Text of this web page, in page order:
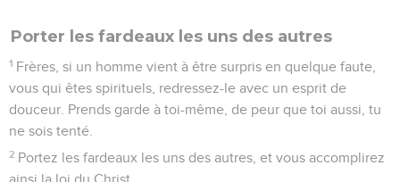
Porter les fardeaux les uns des autres
1 Frères, si un homme vient à être surpris en quelque faute,
vous qui êtes spirituels, redressez-le avec un esprit de
douceur. Prends garde à toi-même, de peur que toi aussi, tu
ne sois tenté.
2 Portez les fardeaux les uns des autres, et vous accomplirez
ainsi la loi du Christ.